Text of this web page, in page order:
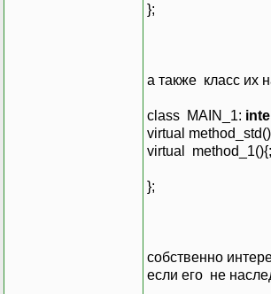
};
а также класс их
class MAIN_1:
virtual
virtual
};
собственно
если его не